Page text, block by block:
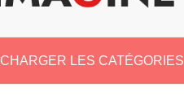
CHARGER LES CATÉGORIES